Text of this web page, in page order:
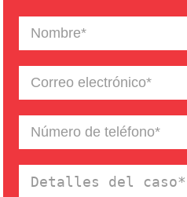
Nombre(Required)
Correo
electrónico(Required)
Número
de
teléfono(Required)
Detalles